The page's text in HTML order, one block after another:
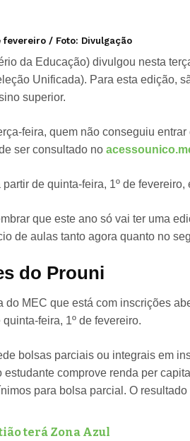
fevereiro / Foto: Divulgação
da Educação) divulgou nesta
Unificada). Para esta edição,
superior.
feira, quem não conseguiu
ser consultado no
partir de quinta-feira, 1º de
que este ano só vai ter uma
de aulas tanto agora quanto no
do Prouni
do MEC que está com inscrições
feira, 1º de fevereiro.
bolsas parciais ou integrais em
estudante comprove renda per
para bolsa parcial. O
terá Zona Azul